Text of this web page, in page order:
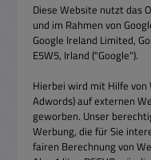
Diese Website nutzt das
und im Rahmen von
Google Ireland Limited,
E5W5, Irland ("Google").
Hierbei wird mit Hilfe
Adwords) auf externen
geworben. Unser
Werbung, die für Sie
fairen Berechnung von